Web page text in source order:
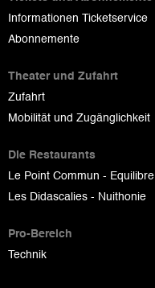
Informationen Ticketservice
Abonnemente
Theater und Zufahrt
Zufahrt
Mobilität und Zugänglichkeit
Die Restaurants
Le Point Commun - Equilibre
Les Didascalies - Nuithonie
Pro-Bereich
Technik